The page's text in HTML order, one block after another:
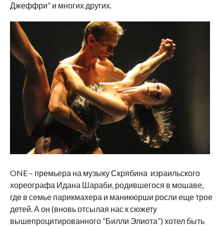
Джеффри” и многих других.
ONE – премьера на музыку Скрябина израильского
хореографа Идана Шараби, родившегося в мошаве,
где в семье парикмахера и маникюрши росли еще трое
детей. А он (вновь отсылая нас к сюжету
вышепроцитированного “Билли Элиота”) хотел быть